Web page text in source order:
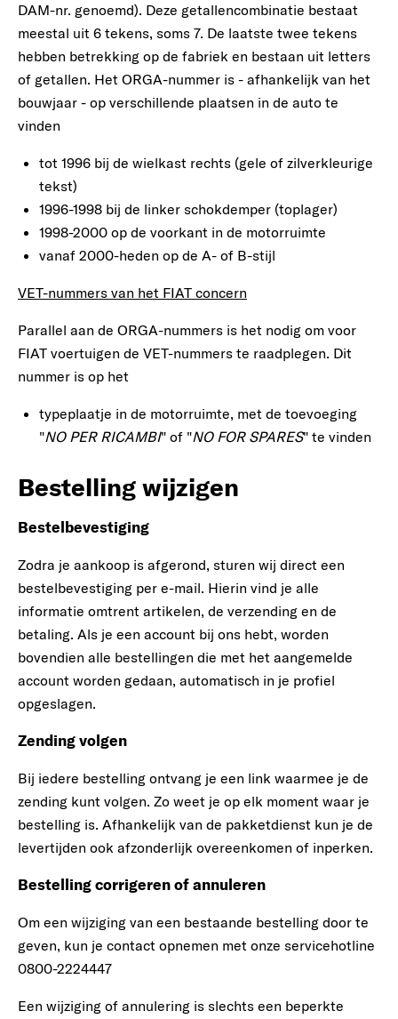
DAM-nr. genoemd). Deze getallencombinatie bestaat
meestal uit 6 tekens, soms 7. De laatste twee tekens
hebben betrekking op de fabriek en bestaan uit letters
of getallen. Het ORGA-nummer is - afhankelijk van het
bouwjaar - op verschillende plaatsen in de auto te
vinden
tot 1996 bij de wielkast rechts (gele of zilverkleurige
tekst)
1996-1998 bij de linker schokdemper (toplager)
1998-2000 op de voorkant in de motorruimte
vanaf 2000-heden op de A- of B-stijl
VET-nummers van het FIAT concern
Parallel aan de ORGA-nummers is het nodig om voor
FIAT voertuigen de VET-nummers te raadplegen. Dit
nummer is op het
typeplaatje in de motorruimte, met de toevoeging
"NO PER RICAMBI" of "NO FOR SPARES" te vinden
Bestelling wijzigen
Bestelbevestiging
Zodra je aankoop is afgerond, sturen wij direct een
bestelbevestiging per e-mail. Hierin vind je alle
informatie omtrent artikelen, de verzending en de
betaling. Als je een account bij ons hebt, worden
bovendien alle bestellingen die met het aangemelde
account worden gedaan, automatisch in je profiel
opgeslagen.
Zending volgen
Bij iedere bestelling ontvang je een link waarmee je de
zending kunt volgen. Zo weet je op elk moment waar je
bestelling is. Afhankelijk van de pakketdienst kun je de
levertijden ook afzonderlijk overeenkomen of inperken.
Bestelling corrigeren of annuleren
Om een wijziging van een bestaande bestelling door te
geven, kun je contact opnemen met onze servicehotline
0800-2224447
Een wijziging of annulering is slechts een beperkte